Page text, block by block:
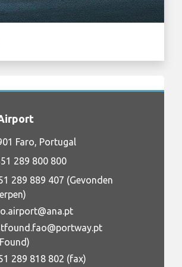
Faro, Portugal
289 800 800
289 889 407 (Gevonden
289 818 802 (fax)